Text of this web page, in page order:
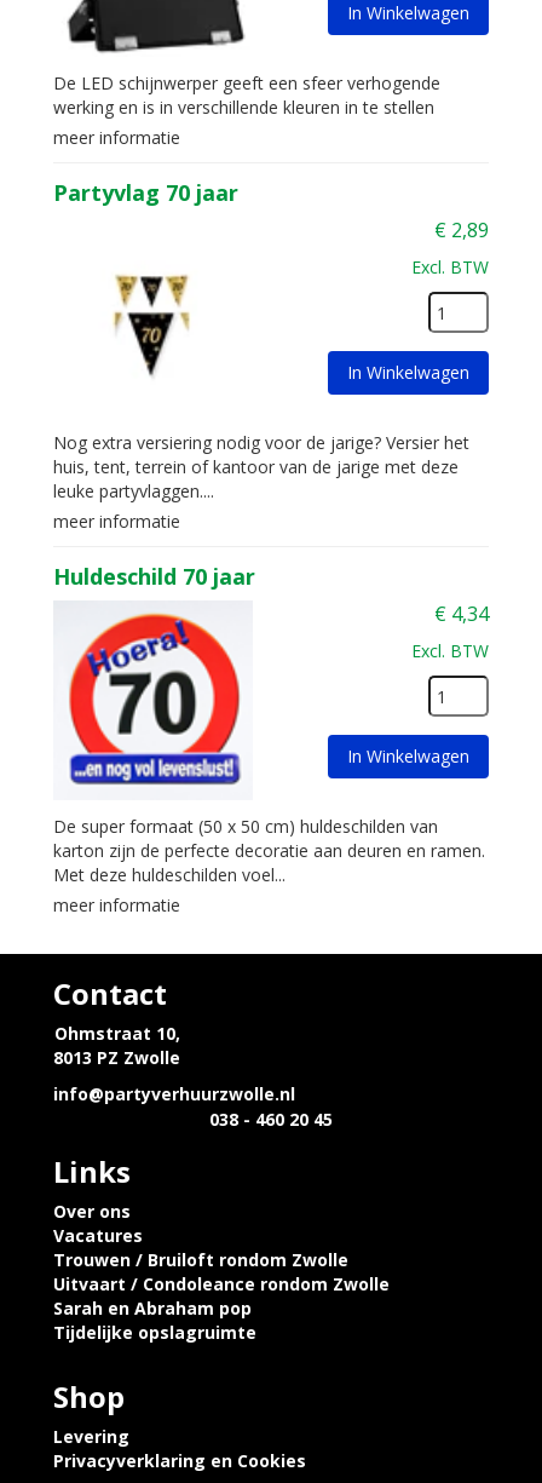
In Winkelwagen
De LED schijnwerper geeft een sfeer verhogende
werking en is in verschillende kleuren in te stellen
meer informatie
Partyvlag 70 jaar
€ 2,89
Excl. BTW
In Winkelwagen
Nog extra versiering nodig voor de jarige? Versier het
huis, tent, terrein of kantoor van de jarige met deze
leuke partyvlaggen....
meer informatie
Huldeschild 70 jaar
€ 4,34
Excl. BTW
In Winkelwagen
De super formaat (50 x 50 cm) huldeschilden van
karton zijn de perfecte decoratie aan deuren en ramen.
Met deze huldeschilden voel...
meer informatie
Contact
Ohmstraat 10,
8013 PZ Zwolle
info@partyverhuurzwolle.nl
038 - 460 20 45
Links
Over ons
Vacatures
Trouwen / Bruiloft rondom Zwolle
Uitvaart / Condoleance rondom Zwolle
Sarah en Abraham pop
Tijdelijke opslagruimte
Shop
Levering
Privacyverklaring en Cookies